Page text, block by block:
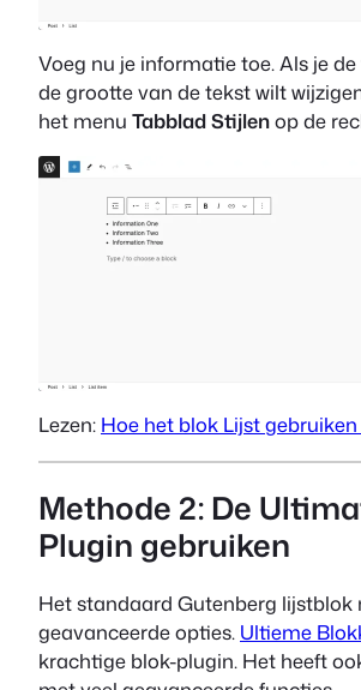
Voeg nu je informatie toe. Als je
de grootte van de tekst wilt
het menu Tabblad Stijlenop de
Lezen: Hoe het blok Lijst
Methode 2: De
Plugin gebruiken
Het standaard Gutenberg lijstblok
geavanceerde opties. Ultieme
krachtige blok-plugin. Het heeft